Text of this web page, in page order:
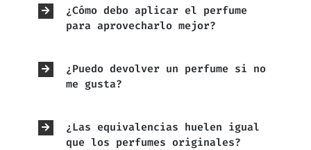
¿Cómo debo aplicar el perfume
para aprovecharlo mejor?
¿Puedo devolver un perfume si no
me gusta?
¿Las equivalencias huelen igual
que los perfumes originales?